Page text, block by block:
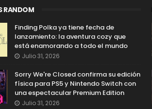
RANDOM
Finding Polka ya tiene fecha de
lanzamiento: la aventura cozy que
está enamorando a todo el mundo
Julio 31, 2026
Sorry We're Closed confirma su edición
física para PS5 y Nintendo Switch con
una espectacular Premium Edition
Julio 31, 2026